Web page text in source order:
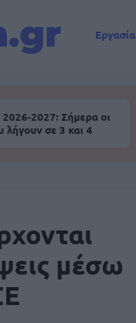
Εργασία
2027: Σήμερα οι
λήγουν σε 3 και 4
μέσω